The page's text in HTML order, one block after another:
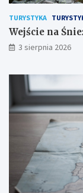
TURYSTYKA
Wejście na
3 sierpnia 2026